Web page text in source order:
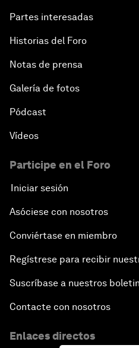
Partes interesadas
Historias del Foro
Notas de prensa
Galería de fotos
Pódcast
Vídeos
Participe en el Foro
Iniciar sesión
Asóciese con nosotros
Conviértase en miembro
Regístrese para recibir
Suscríbase a nuestros
Contacte con nosotros
Enlaces directos